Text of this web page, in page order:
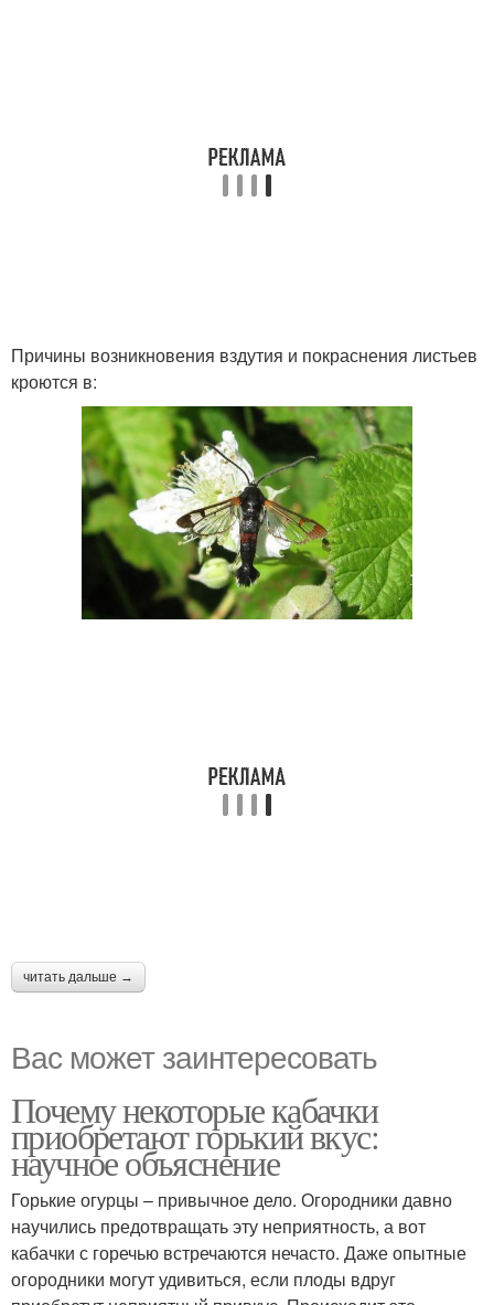
Причины возникновения вздутия и покраснения листьев
кроются в:
читать дальше →
Вас может заинтересовать
Почему некоторые кабачки
приобретают горький вкус:
научное объяснение
Горькие огурцы – привычное дело. Огородники давно
научились предотвращать эту неприятность, а вот
кабачки с горечью встречаются нечасто. Даже опытные
огородники могут удивиться, если плоды вдруг